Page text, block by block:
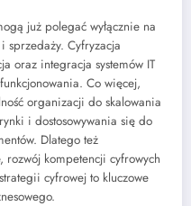
już polegać wyłącznie na
sprzedaży. Cyfryzacja
oraz integracja systemów IT
Co więcej,
organizacji do skalowania
i dostosowywania się do
Dlatego też
rozwój kompetencji cyfrowych
cyfrowej to kluczowe